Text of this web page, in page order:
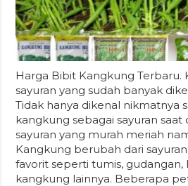
Harga Bibit Kangkung Terbaru.
sayuran yang sudah banyak
Tidak hanya dikenal nikmatnya
kangkung sebagai sayuran
sayuran yang murah meriah
Kangkung berubah dari
favorit seperti tumis,
kangkung lainnya. Beberapa